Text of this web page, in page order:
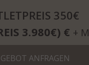
350€
3.980€) € +
ANFRAGEN